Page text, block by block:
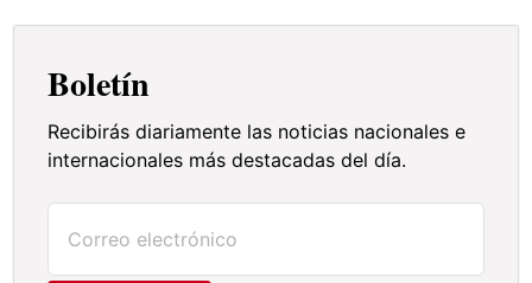
Boletín
Recibirás diariamente las noticias nacionales e
internacionales más destacadas del día.